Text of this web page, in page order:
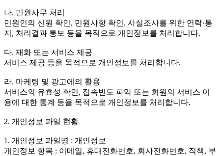
나. 민원사무 처리
민원인의 신원 확인, 민원사항 확인, 사실조사를 위한 연락·통
지, 처리결과 통보 등을 목적으로 개인정보를 처리합니다.
다. 재화 또는 서비스 제공
서비스 제공 등을 목적으로 개인정보를 처리합니다.
라. 마케팅 및 광고에의 활용
서비스의 유효성 확인, 접속빈도 파악 또는 회원의 서비스 이
용에 대한 통계 등을 목적으로 개인정보를 처리합니다.
2. 개인정보 파일 현황
1. 개인정보 파일명 : 개인정보
개인정보 항목 : 이메일, 휴대전화번호, 회사전화번호, 직책, 부